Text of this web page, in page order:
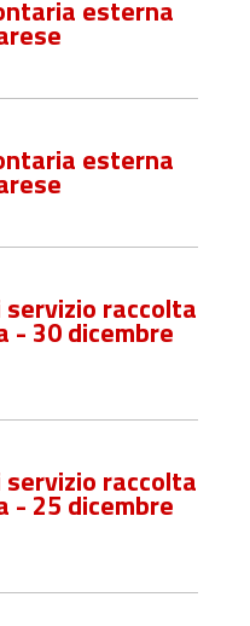
esterna
esterna
raccolta
- 30 dicembre
raccolta
- 25 dicembre